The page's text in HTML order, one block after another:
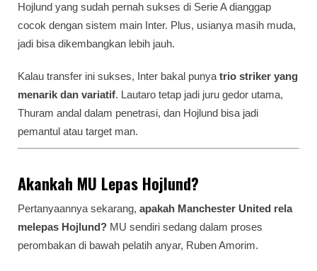
Hojlund yang sudah pernah sukses di Serie A dianggap
cocok dengan sistem main Inter. Plus, usianya masih muda,
jadi bisa dikembangkan lebih jauh.
Kalau transfer ini sukses, Inter bakal punya trio striker yang
menarik dan variatif. Lautaro tetap jadi juru gedor utama,
Thuram andal dalam penetrasi, dan Hojlund bisa jadi
pemantul atau target man.
Akankah MU Lepas Hojlund?
Pertanyaannya sekarang, apakah Manchester United rela
melepas Hojlund? MU sendiri sedang dalam proses
perombakan di bawah pelatih anyar, Ruben Amorim.